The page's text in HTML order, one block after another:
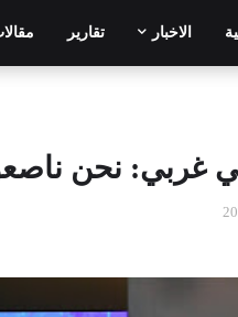
الاخبار تقارير
غربي: نحن